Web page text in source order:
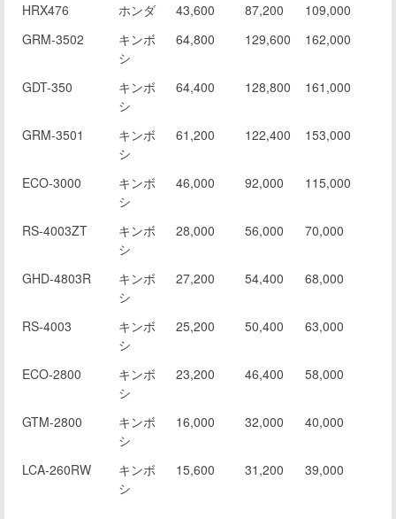
HRX476
ホンダ 43,600 87,200
109,000
GRM-3502
キンボ
シ
64,800 129,600 162,000
GDT-350
キンボ
シ
64,400 128,800 161,000
GRM-3501
キンボ
シ
61,200 122,400 153,000
ECO-3000
キンボ
シ
46,000 92,000 115,000
RS-4003ZT
キンボ
シ
28,000 56,000 70,000
GHD-4803R
キンボ
シ
27,200 54,400 68,000
RS-4003
キンボ
シ
25,200 50,400 63,000
ECO-2800
キンボ
シ
23,200 46,400 58,000
GTM-2800
キンボ
シ
16,000 32,000 40,000
LCA-260RW
キンボ
シ
15,600 31,200 39,000